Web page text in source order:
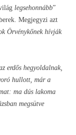
legsehonnább”
Megjegyzi azt
Örvénykőnek hívják
erdős hegyoldalnak,
hullott, már a
ma dús lakoma
megsütve